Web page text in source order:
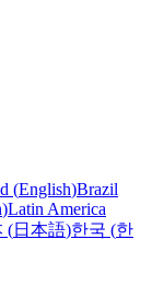
(English)Brazil
)Latin America
(日本語)한국 (한